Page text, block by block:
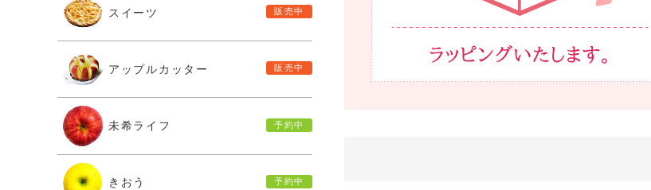
スイーツ
アップルカッター
未希ライフ
きおう